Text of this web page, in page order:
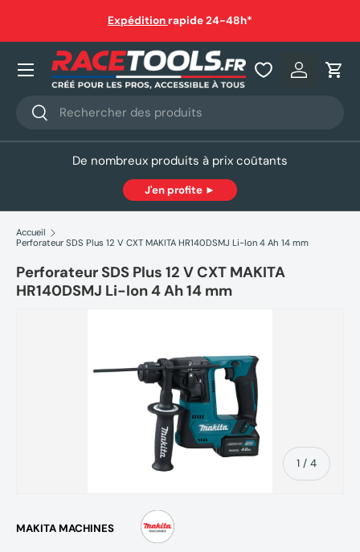
Aller au contenu
Recherche
Rechercher
Se
Nos produits
De nombreux produits à prix coûtants
J'en profite ►
Accueil
Perforateur SDS Plus 12 V CXT MAKITA HR140DSMJ Li-Ion 4 Ah 14 mm
Perforateur SDS Plus 12 V CXT MAKITA
HR140DSMJ Li-Ion 4 Ah 14 mm
1 / de
4
MAKITA MACHINES